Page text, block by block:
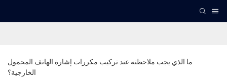
ما الذي يجب ملاحظته عند تركيب مكررات إشارة الهاتف المحمول
الخارجية؟